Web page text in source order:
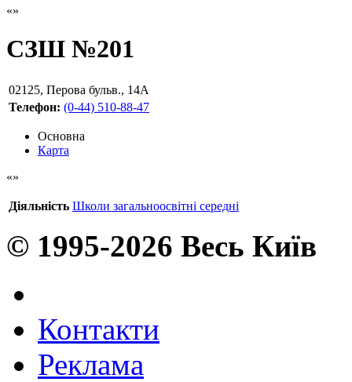
СЗШ №201
02125, Перова бульв., 14А
Телефон: (0-44) 510-88-47
Основна
Карта
Діяльність Школи загальноосвітні середні
© 1995-2026 Весь Київ
Контакти
Реклама